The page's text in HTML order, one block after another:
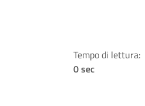
Tempo di lettura:
0 sec